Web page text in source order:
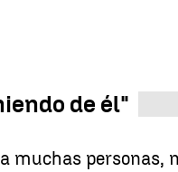
de él"
muchas personas,